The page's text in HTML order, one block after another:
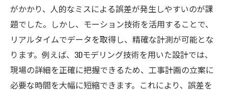
がかかり、人的なミスによる誤差が発生しやすいのが課
題でした。しかし、モーション技術を活用することで、
リアルタイムでデータを取得し、精確な計測が可能とな
ります。例えば、3Dモデリング技術を用いた設計では、
現場の詳細を正確に把握できるため、工事計画の立案に
必要な時間を大幅に短縮できます。これにより、誤差を